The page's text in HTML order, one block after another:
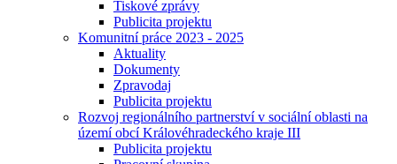
Tiskové zprávy
Publicita projektu
Komunitní práce 2023 - 2025
Aktuality
Dokumenty
Zpravodaj
Publicita projektu
Rozvoj regionálního partnerství v sociální oblasti na
území obcí Královéhradeckého kraje III
Publicita projektu